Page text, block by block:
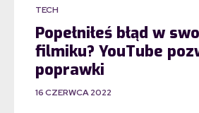
TECH
Popełniłeś błąd w
filmiku? YouTube
poprawki
16 CZERWCA 2022